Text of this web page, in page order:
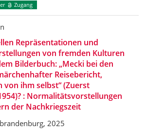
Zugang
Repräsentationen und
von fremden Kulturen
Bilderbuch: „Mecki bei den
Reisebericht,
von ihm selbst“ (Zuerst
: Normalitätsvorstellungen
der Nachkriegszeit
2025